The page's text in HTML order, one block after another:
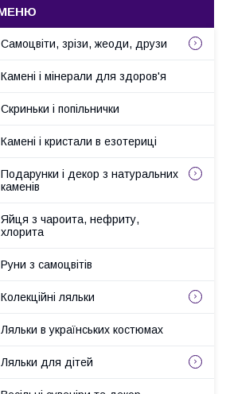
Самоцвіти, зрізи, жеоди, друзи
Камені і мінерали для здоров'я
Скриньки і попільнички
Камені і кристали в езотериці
Подарунки і декор з натуральних
каменів
Яйця з чароита, нефриту,
хлорита
Руни з самоцвітів
Колекційні ляльки
Ляльки в українських костюмах
Ляльки для дітей